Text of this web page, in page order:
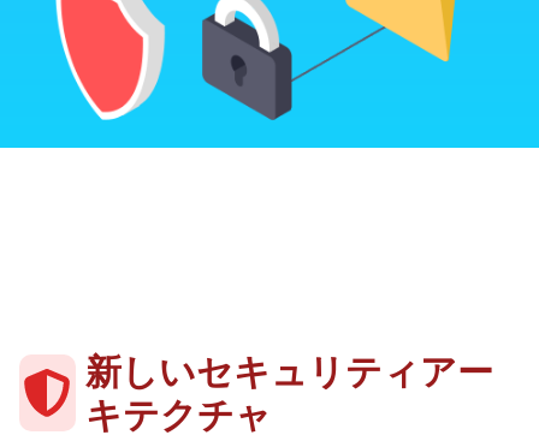
新しいセキュリティアー
キテクチャ